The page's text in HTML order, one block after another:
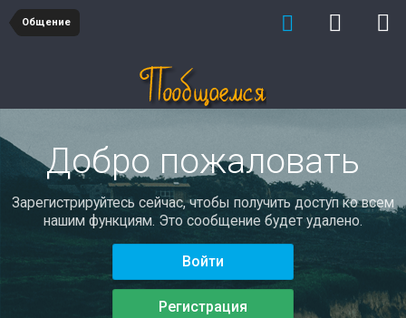
Общение
Добро пожаловать
Зарегистрируйтесь сейчас, чтобы получить доступ ко всем
нашим функциям. Это сообщение будет удалено.
Войти
Регистрация